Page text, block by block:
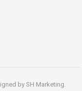
by SH Marketing.